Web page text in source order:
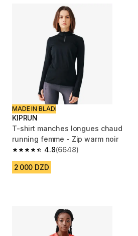
MADE IN BLADI
KIPRUN
T-shirt manches longues chaud
running femme - Zip warm noir
4.8
4.8 out of 5 stars from 6648 reviews
(6648)
2 000 DZD